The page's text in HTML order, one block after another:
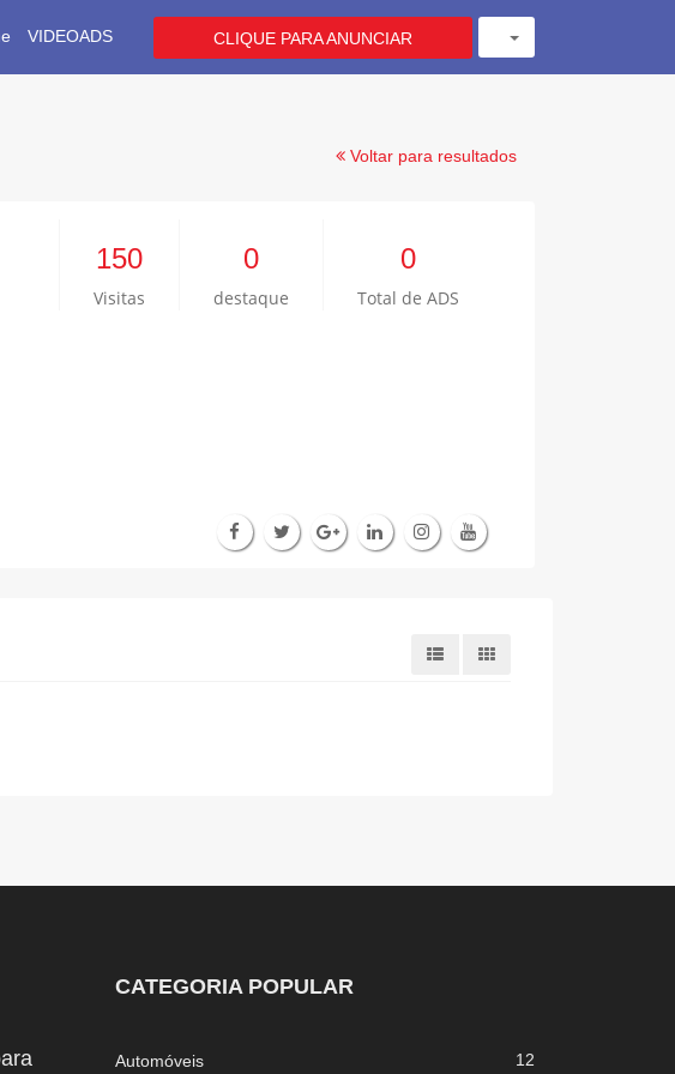
VIDEOADS CLIQUE PARA ANUNCIAR
Voltar para resultados
150
Visitas
0
destaque
0
Total de ADS
CATEGORIA POPULAR
Automóveis 12